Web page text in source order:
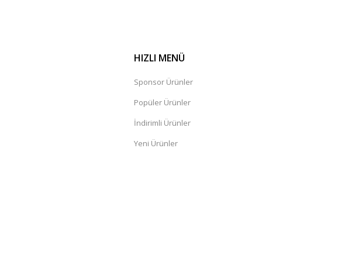
HIZLI MENÜ
Sponsor Ürünler
Popüler Ürünler
İndirimli Ürünler
Yeni Ürünler